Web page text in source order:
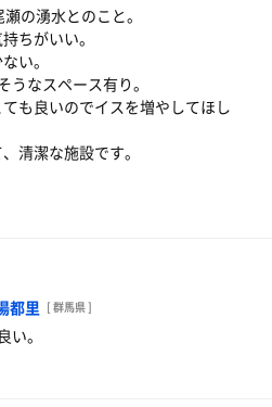
の湧水とのこと。
ちがいい。
い。
うなスペース有り。
も良いのでイスを増やしてほし
清潔な施設です。
都里 [ 群馬県 ]
。